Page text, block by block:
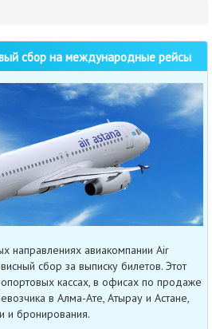
сбор на международные рейсы
направлениях авиакомпании Air
сбор за выписку билетов. Этот
кассах, в офисах по продаже
в Алма-Ате, Атырау и Астане,
и бронирования.